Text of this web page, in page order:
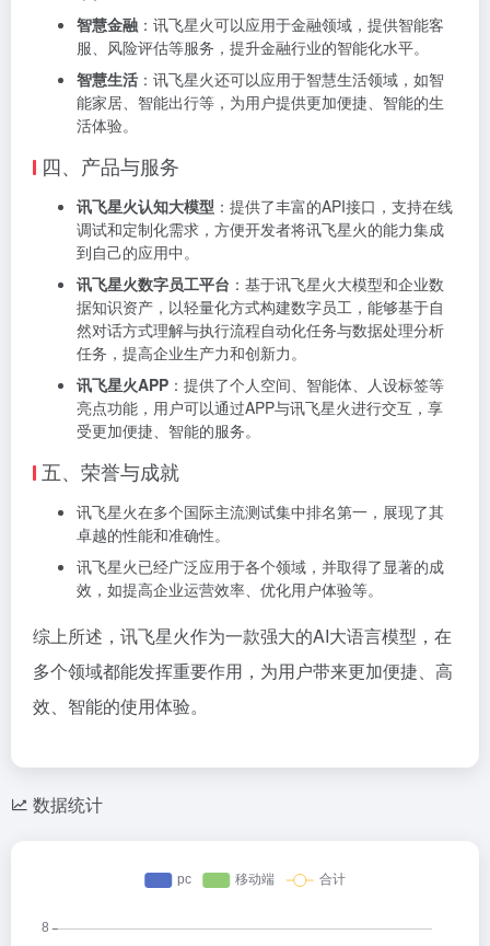
智慧金融 ：讯飞星火可以应用于金融领域，提供智能客
服、风险评估等服务，提升金融行业的智能化水平。
智慧生活 ：讯飞星火还可以应用于智慧生活领域，如智
能家居、智能出行等，为用户提供更加便捷、智能的生
活体验。
四、产品与服务
讯飞星火认知大模型 ：提供了丰富的API接口，支持在线
调试和定制化需求，方便开发者将讯飞星火的能力集成
到自己的应用中。
讯飞星火数字员工平台 ：基于讯飞星火大模型和企业数
据知识资产，以轻量化方式构建数字员工，能够基于自
然对话方式理解与执行流程自动化任务与数据处理分析
任务，提高企业生产力和创新力。
讯飞星火APP ：提供了个人空间、智能体、人设标签等
亮点功能，用户可以通过APP与讯飞星火进行交互，享
受更加便捷、智能的服务。
五、荣誉与成就
讯飞星火在多个国际主流测试集中排名第一，展现了其
卓越的性能和准确性。
讯飞星火已经广泛应用于各个领域，并取得了显著的成
效，如提高企业运营效率、优化用户体验等。
综上所述，讯飞星火作为一款强大的AI大语言模型，在
多个领域都能发挥重要作用，为用户带来更加便捷、高
效、智能的使用体验。
数据统计